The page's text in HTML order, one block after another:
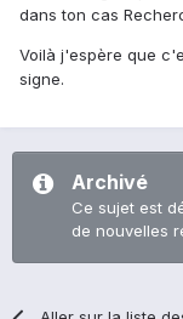
dans ton cas
Voilà j'espère que
signe.
Archivé
Ce sujet est
de nouvelles